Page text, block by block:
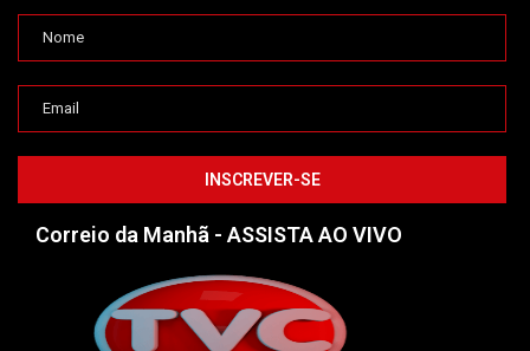
Correio da Manhã - ASSISTA AO VIVO